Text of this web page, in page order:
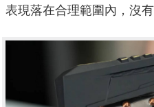
表現落在合理範圍內，沒有